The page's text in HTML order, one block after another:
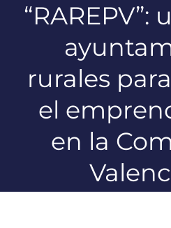
“RAREPV”:
rurales
el
en la